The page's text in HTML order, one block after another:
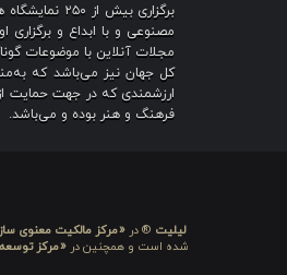
برگزاری
مصنوعی و با ابداع و برگزاری
مجلات آنلاین با موضوعات
کل جهان نیز می‌باشد که
ارزشمندی که در جهت حمایت از
فرهنگ و هنر بوده و می‌باشد.
لیلیت ® در «مرکز مالکیت معنوی
شده است و همچنین در«مرکز